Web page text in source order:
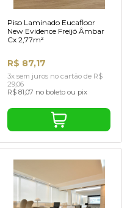
Piso Laminado Eucafloor
New Evidence Freijó Âmbar
Cx 2,77m²
3x sem juros no cartão de R$
29,06
R$ 81,07 no boleto ou pix